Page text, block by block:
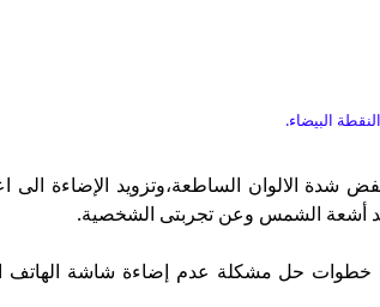
البيضاء.
شدة الالوان الساطعة،وتزويد الإضاءة
أشعة الشمس وعن تجربتى الشخصية.
خطوات حل مشكلة عدم إضاءة شاشة الهاتف